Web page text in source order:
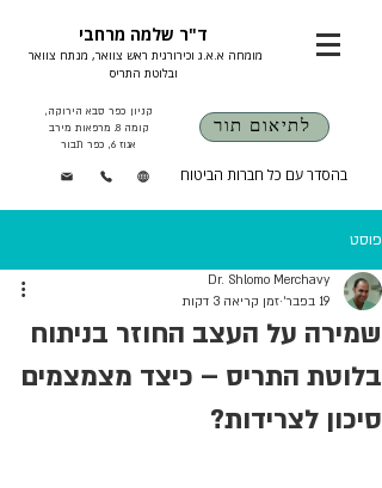
ד"ר שלמה מרחבי
ובלוטת התריס
קניון כפר סבא הירוקה,
קומה 8. מרפאות מירב
אגוז 6, כפר תבור
לתיאום תור
בהסדר עם כל חברות הביטוח
פוסט
שמירה על העצב החוזר בניתוח
בלוטת התריס – כיצד מצמצמים
סיכון לצרידות?
Dr. Shlomo Merchavy
19 בפבר׳
זמן קריאה 3 דקות